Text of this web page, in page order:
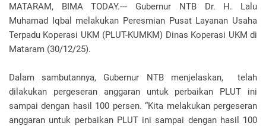
MATARAM, BIMA TODAY.--- Gubernur NTB Dr. H. Lalu
Muhamad Iqbal melakukan Peresmian Pusat Layanan Usaha
Terpadu Koperasi UKM (PLUT-KUMKM) Dinas Koperasi UKM di
Mataram (30/12/25).
Dalam sambutannya, Gubernur NTB menjelaskan, telah
dilakukan pergeseran anggaran untuk perbaikan PLUT ini
sampai dengan hasil 100 persen. “Kita melakukan pergeseran
anggaran untuk perbaikan PLUT ini sampai dengan hasil 100